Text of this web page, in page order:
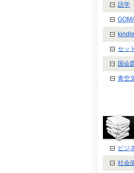
語学
セット
国会
青空
ビジ
社会/